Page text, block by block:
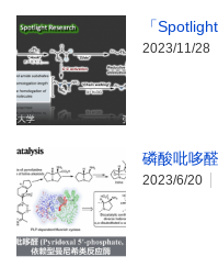
「
2023/11/28
磷酸吡哆
2023/6/20